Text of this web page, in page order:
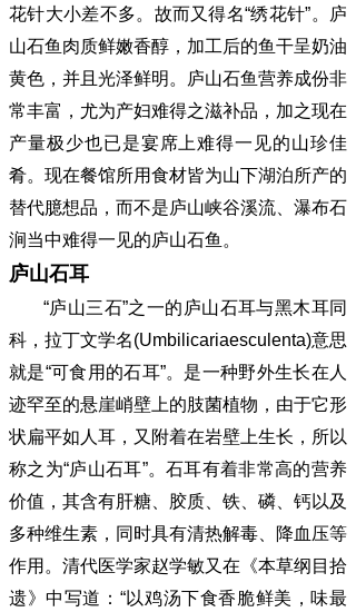
花针大小差不多。故而又得名“绣花针”。庐
山石鱼肉质鲜嫩香醇，加工后的鱼干呈奶油
黄色，并且光泽鲜明。庐山石鱼营养成份非
常丰富，尤为产妇难得之滋补品，加之现在
产量极少也已是宴席上难得一见的山珍佳
肴。现在餐馆所用食材皆为山下湖泊所产的
替代臆想品，而不是庐山峡谷溪流、瀑布石
涧当中难得一见的庐山石鱼。
庐山石耳
“庐山三石”之一的庐山石耳与黑木耳同
科，拉丁文学名(Umbilicariaesculenta)意思
就是“可食用的石耳”。是一种野外生长在人
迹罕至的悬崖峭壁上的肢菌植物，由于它形
状扁平如人耳，又附着在岩壁上生长，所以
称之为“庐山石耳”。石耳有着非常高的营养
价值，其含有肝糖、胶质、铁、磷、钙以及
多种维生素，同时具有清热解毒、降血压等
作用。清代医学家赵学敏又在《本草纲目拾
遗》中写道：“以鸡汤下食香脆鲜美，味最